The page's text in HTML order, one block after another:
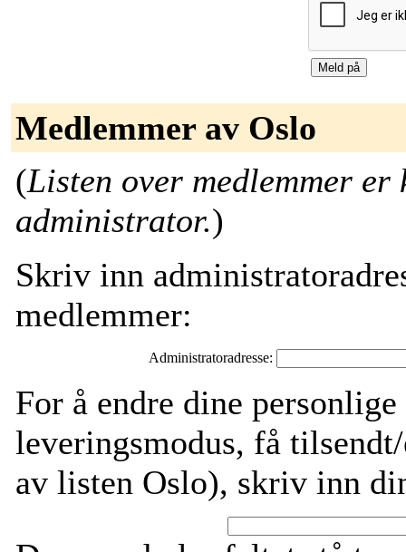
Medlemmer av Oslo
(Listen over medlemmer
administrator.)
Skriv inn
medlemmer:
Administratoradresse:
For å endre dine
leveringsmodus, få
av listen Oslo), skriv inn